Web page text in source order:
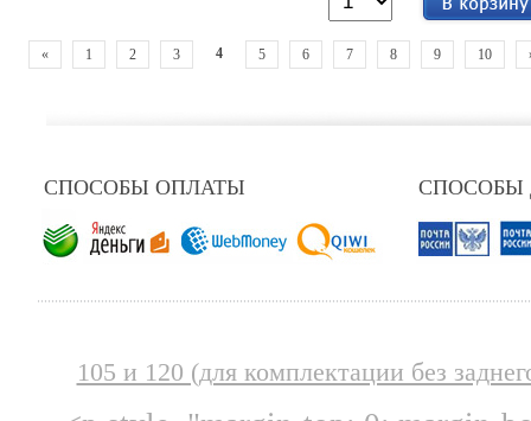
« 1 2 3 4 5 6 7 8 9 10
СПОСОБЫ ОПЛАТЫ СПОСОБЫ
105 и 120 (для комплектации без